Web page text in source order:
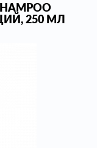
250 МЛ